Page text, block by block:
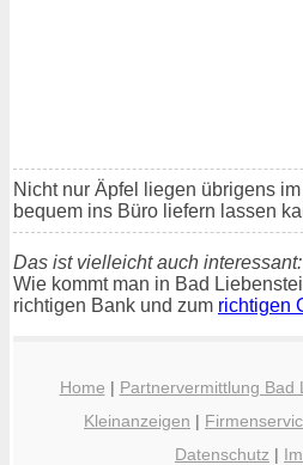
Nicht nur Äpfel liegen übrigens im
bequem ins Büro liefern lassen
Das ist vielleicht auch interessant:
Wie kommt man in Bad
richtigen Bank und zum richtigen
Home | Partnervermittlung Bad
Kleinanzeigen |
Datenschutz |